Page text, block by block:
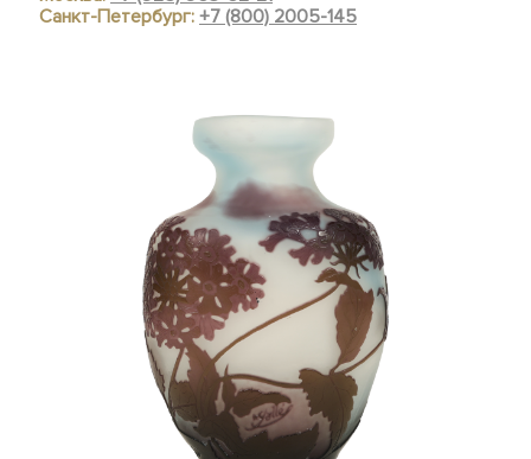
Санкт-Петербург:+7 (800) 2005-145